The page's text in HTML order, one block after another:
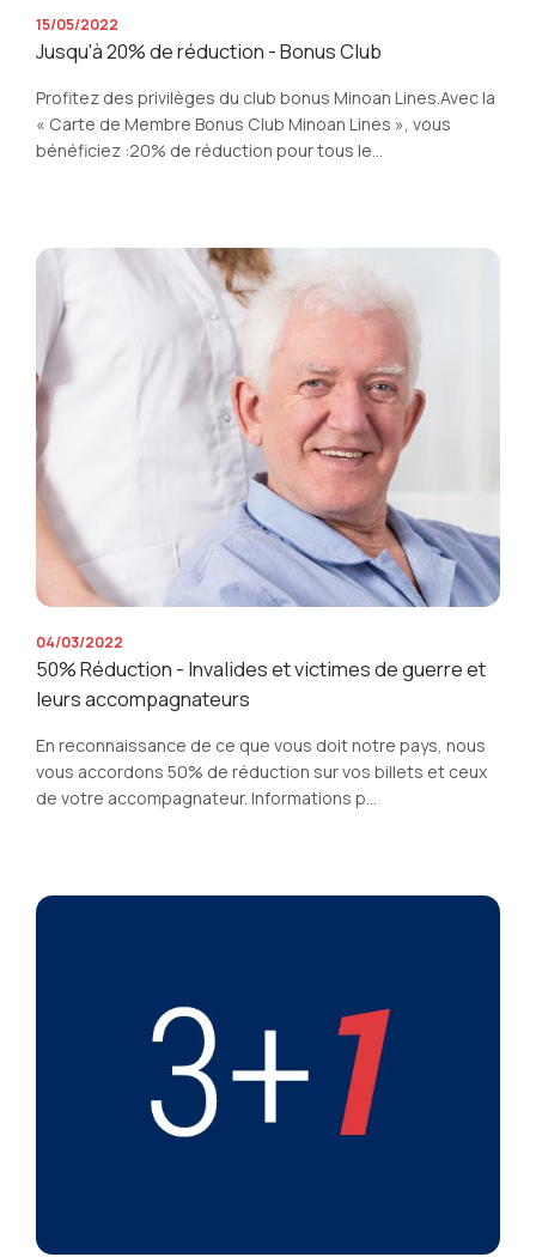
15/05/2022
Jusqu'à 20% de réduction - Bonus Club
Profitez des privilèges du club bonus Minoan Lines.Avec la
« Carte de Membre Bonus Club Minoan Lines », vous
bénéficiez :20% de réduction pour tous le...
04/03/2022
50% Réduction - Invalides et victimes de guerre et
leurs accompagnateurs
En reconnaissance de ce que vous doit notre pays, nous
vous accordons 50% de réduction sur vos billets et ceux
de votre accompagnateur. Informations p...